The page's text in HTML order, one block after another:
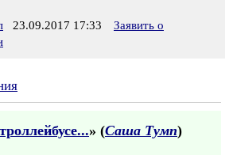
23.09.2017 17:33
Заявить о
» (Саша Тумп)